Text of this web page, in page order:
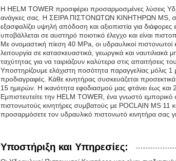
Η HELM TOWER προσφέρει προσαρμοσμένες λύσεις
ανάγκες σας. Η ΣΕΙΡΑ ΠΙΣΤΟΝΩΤΩΝ ΚΙΝΗΤΗΡΩΝ MS,
εξασφαλίζει υψηλή απόδοση και αξιοπιστία για
υποβάλλεται σε αυστηρό ποιοτικό έλεγχο και είναι
Με ονομαστική πίεση 40 MPa, οι υδραυλικοί πιστονωτοί
λειτουργία σε κατασκευαστικά, γεωργικά και
ταχύτητας για να ταιριάζουν καλύτερα στις απαιτήσεις
Υποστηρίζουμε ελάχιστη ποσότητα παραγγελίας μόλις
προδιαγραφές. Κάθε κινητήρας συσκευάζεται
15 ημερών. Η ικανότητα εφοδιασμού μας φτάνει έως
Εμπιστευτείτε την HELM TOWER, ένα γνωστό εμπορικό
πιστονωτούς κινητήρες συμβατούς με POCLAIN MS 11
προσαρμόσετε τον υδραυλικό πιστονωτό κινητήρα σας
Υποστήριξη και Υπηρεσίες: